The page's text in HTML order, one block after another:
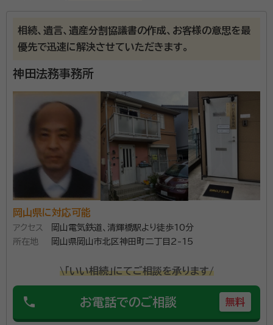
相続、遺言、遺産分割協議書の作成、お客様の意思を最
優先で迅速に解決させていただきます。
神田法務事務所
岡山県に対応可能
アクセス
岡山電気鉄道、清輝橋駅より徒歩10分
所在地
岡山県岡山市北区神田町二丁目2-15
\「いい相続」にてご相談を承ります/
phone お電話でのご相談 無料